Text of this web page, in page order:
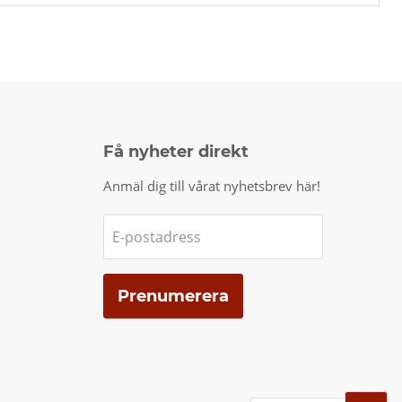
Få nyheter direkt
Anmäl dig till vårat nyhetsbrev här!
E-postadress
Prenumerera